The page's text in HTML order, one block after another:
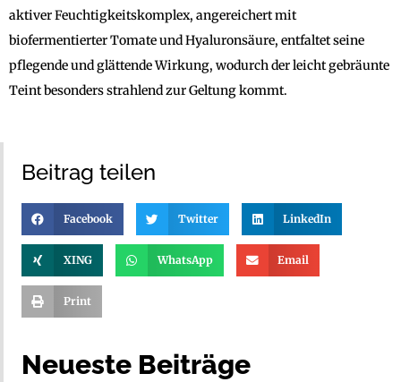
aktiver Feuchtigkeitskomplex, angereichert mit
biofermentierter Tomate und Hyaluronsäure, entfaltet seine
pflegende und glättende Wirkung, wodurch der leicht gebräunte
Teint besonders strahlend zur Geltung kommt.
Beitrag teilen
Facebook Twitter LinkedIn
XING WhatsApp Email
Print
Neueste Beiträge